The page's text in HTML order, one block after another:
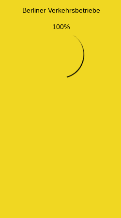
Berliner Verkehrsbetriebe
100%